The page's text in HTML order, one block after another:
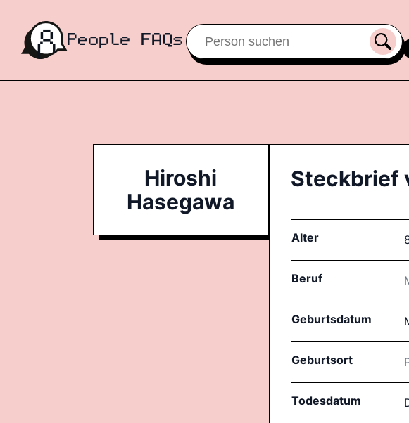
Hiroshi
Hasegawa
Steckbrief
Alter
Beruf
Geburtsdatum
Geburtsort
Todesdatum